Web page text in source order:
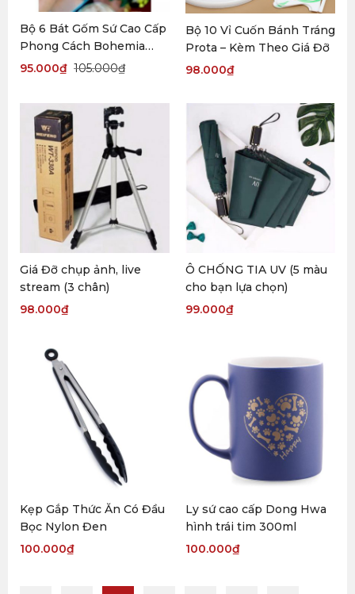
Bộ 6 Bát Gốm Sứ Cao Cấp
Phong Cách Bohemia
Đóng Hộp Quà
105.000₫
95.000₫
Bộ 10 Vỉ Cuốn Bánh Tráng
Prota – Kèm Theo Giá Đỡ
98.000₫
Giá Đỡ chụp ảnh, live
stream (3 chân)
98.000₫
Ô CHỐNG TIA UV (5 màu
cho bạn lựa chọn)
99.000₫
Kẹp Gắp Thức Ăn Có Đầu
Bọc Nylon Đen
100.000₫
Ly sứ cao cấp Dong Hwa
hình trái tim 300ml
100.000₫